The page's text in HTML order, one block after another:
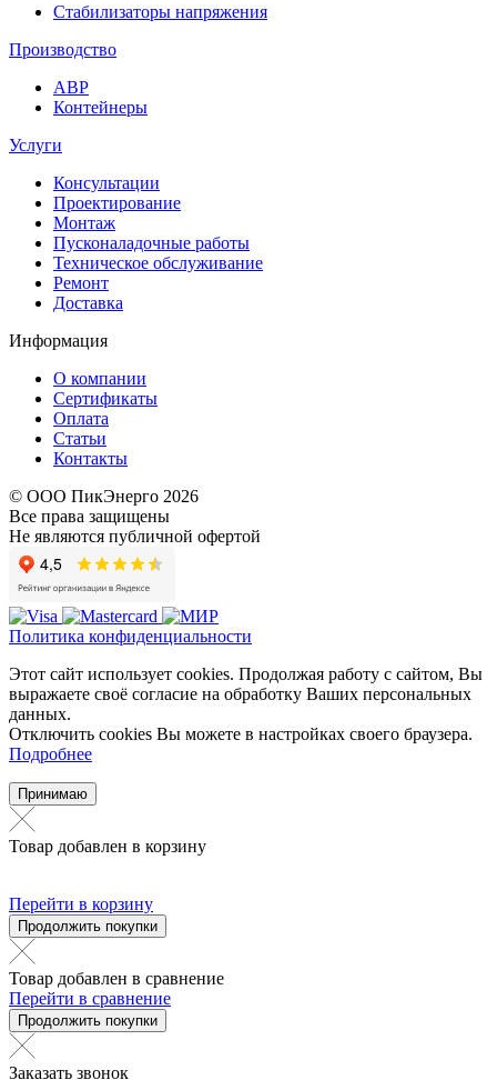
Стабилизаторы напряжения
Производство
АВР
Контейнеры
Услуги
Консультации
Проектирование
Монтаж
Пусконаладочные работы
Техническое обслуживание
Ремонт
Доставка
Информация
О компании
Сертификаты
Оплата
Статьи
Контакты
© ООО ПикЭнерго 2026
Все права защищены
Не являются публичной офертой
Политика конфиденциальности
Этот сайт использует cookies. Продолжая работу с сайтом, Вы
выражаете своё согласие на обработку Ваших персональных
данных.
Отключить cookies Вы можете в настройках своего браузера.
Подробнее
Принимаю
Товар добавлен в корзину
Перейти в корзину
Продолжить покупки
Товар добавлен в сравнение
Перейти в сравнение
Продолжить покупки
Заказать звонок